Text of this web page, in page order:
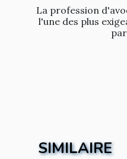
La profession
l'une des plus
SIMILAIRE